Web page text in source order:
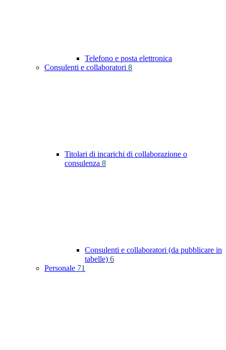
Telefono e posta elettronica
Consulenti e collaboratori 8
Titolari di incarichi di collaborazione o
consulenza 8
Consulenti e collaboratori (da pubblicare in
tabelle) 6
Personale 71